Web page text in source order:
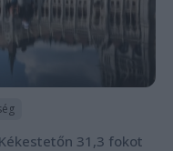
31,3 fokot